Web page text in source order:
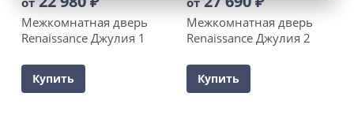
Межкомнатная дверь
Renaissance Джулия 1
Купить
Межкомнатная дверь
Renaissance Джулия 2
Купить